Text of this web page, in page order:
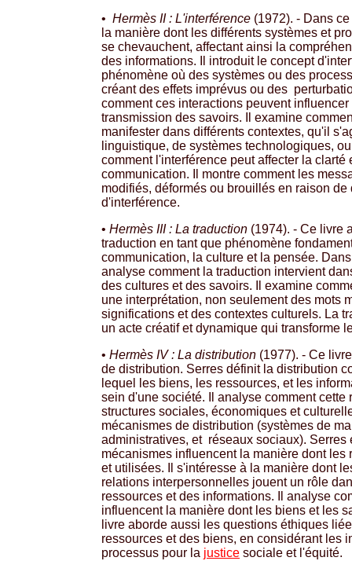
• Hermès II : L'interférence (1972). - Dans
la manière dont les différents systèmes et
se chevauchent, affectant ainsi la
des informations. Il introduit le concept
phénomène où des systèmes ou des
créant des effets imprévus ou des
comment ces interactions peuvent
transmission des savoirs. Il examine
manifester dans différents contextes, qu'il
linguistique, de systèmes technologiques,
comment l'interférence peut affecter la clarté
communication. Il montre comment les
modifiés, déformés ou brouillés en raison de
d'interférence.
• Hermès III : La traduction (1974). - Ce livre
traduction en tant que phénomène
communication, la culture et la pensée.
analyse comment la traduction intervient
des cultures et des savoirs. Il examine
une interprétation, non seulement des mots
significations et des contextes culturels. La
un acte créatif et dynamique qui transforme
• Hermès IV : La distribution (1977). - Ce
de distribution. Serres définit la distribution
lequel les biens, les ressources, et les
sein d'une société. Il analyse comment cette
structures sociales, économiques et
mécanismes de distribution (systèmes de
administratives, et réseaux sociaux). Serres
mécanismes influencent la manière dont les
et utilisées. Il s'intéresse à la manière dont
relations interpersonnelles jouent un rôle
ressources et des informations. Il analyse
influencent la manière dont les biens et les
livre aborde aussi les questions éthiques
ressources et des biens, en considérant les
processus pour la justice sociale et l'équité.